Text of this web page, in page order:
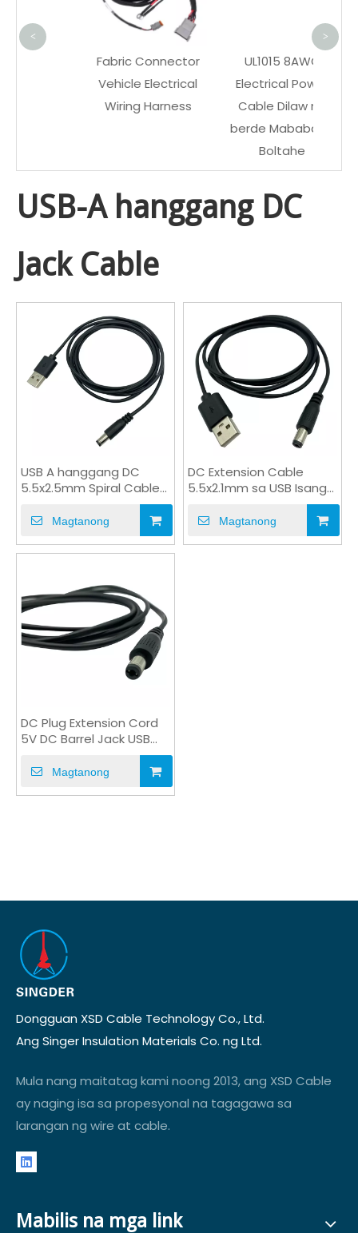
Fabric Connector
Vehicle Electrical
Wiring Harness
UL1015 8AWG
Electrical Power
Cable Dilaw na
berde Mababang
Boltahe
< >
USB-A hanggang DC
Jack Cable
USB A hanggang DC
5.5x2.5mm Spiral Cable
CableMagtanong
DC Extension Cable
5.5x2.1mm sa USB Isang
male Jack Plug Cable
Magtanong
DC Plug Extension Cord
5V DC Barrel Jack USB
Magtanong
Dongguan XSD Cable Technology Co., Ltd.
Ang Singer Insulation Materials Co. ng Ltd.
Mula nang maitatag kami noong 2013, ang XSD Cable
ay naging isa sa propesyonal na tagagawa sa
larangan ng wire at cable.
Mabilis na mga link